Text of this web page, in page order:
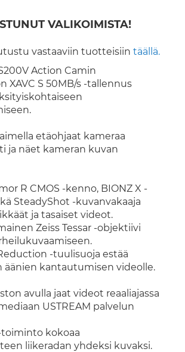
VALIKOIMISTA!
vastaaviin tuotteisiin täällä.
Action Camin
XAVC S 50MB/s -tallennus
etäohjaat kameraa
ja näet kameran kuvan
R CMOS -kenno, BIONZ X -
SteadyShot -kuvanvakaaja
ja tasaiset videot.
Zeiss Tessar -objektiivi
-tuulisuoja estää
äänien kantautumisen videolle.
avulla jaat videot reaaliajassa
USTREAM palvelun
kokoaa
liikeradan yhdeksi kuvaksi.